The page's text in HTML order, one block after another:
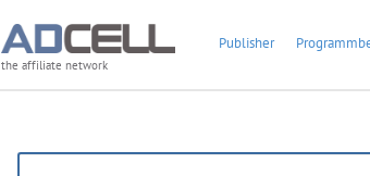
the affiliate network
Publisher